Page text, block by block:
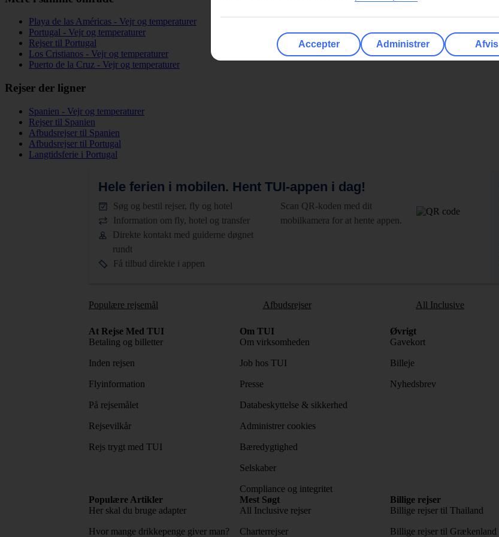
Playa de las Américas - Vejr og temperaturer
Portugal - Vejr og temperaturer
Rejser til Portugal
Los Cristianos - Vejr og temperaturer
Puerto de la Cruz - Vejr og temperaturer
Rejser der ligner
Spanien - Vejr og temperaturer
Rejser til Spanien
Afbudsrejser til Spanien
Afbudsrejser til Portugal
Langtidsferie i Portugal
Hele ferien i mobilen. Hent TUI-appen i dag!
Søg og bestil rejser, fly og hotel
Information om fly, hotel og transfer
Direkte kontakt med guiderne døgnet
rundt
Få tilbud direkte i appen
Scan QR-koden med dit
mobilkamera for at hente appen.
Populære rejsemål Afbudsrejser All Inclusive
At Rejse Med TUI
Betaling og billetter
Inden rejsen
Flyinformation
På rejsemålet
Rejsevilkår
Rejs trygt med TUI
Om TUI
Om virksomheden
Job hos TUI
Presse
Databeskyttelse & sikkerhed
Administrer cookies
Bæredygtighed
Selskaber
Compliance og integritet
Øvrigt
Gavekort
Billeje
Nyhedsbrev
Populære Artikler
Her skal du bruge adapter
Hvor mange drikkepenge giver man?
Mest Søgt
All Inclusive rejser
Charterrejser
Billige rejser
Billige rejser til Thailand
Billige rejser til Grækenland
Accepter Administrer Afvis